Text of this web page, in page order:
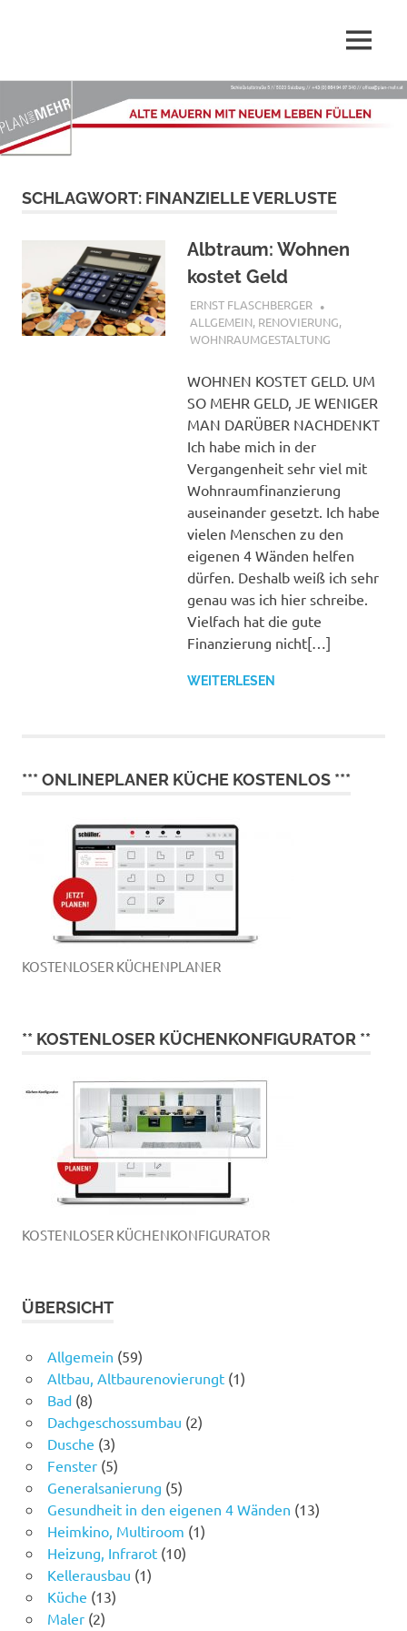
Inhalt
springen
Mehr.at
–
Alte
Mauern
mit
neuem
PLAN
und
MEHR
GmbH
sind
rund
Planen,
Renovieren,
Sanieren
und
Innenarchitektur
MENÜ
SCHLAGWORT: FINANZIELLE VERLUSTE
Albtraum: Wohnen
kostet Geld
8. APRIL 2017
ERNST FLASCHBERGER
ALLGEMEIN, RENOVIERUNG,
WOHNRAUMGESTALTUNG
WOHNEN KOSTET GELD. UM
SO MEHR GELD, JE WENIGER
MAN DARÜBER NACHDENKT
Ich habe mich in der
Vergangenheit sehr viel mit
Wohnraumfinanzierung
auseinander gesetzt. Ich habe
vielen Menschen zu den
eigenen 4 Wänden helfen
dürfen. Deshalb weiß ich sehr
genau was ich hier schreibe.
Vielfach hat die gute
Finanzierung nicht[…]
WEITERLESEN
*** ONLINEPLANER KÜCHE KOSTENLOS ***
KOSTENLOSER KÜCHENPLANER
** KOSTENLOSER KÜCHENKONFIGURATOR **
KOSTENLOSER KÜCHENKONFIGURATOR
ÜBERSICHT
Allgemein (59)
Altbau, Altbaurenovierungt(1)
Bad(8)
Dachgeschossumbau (2)
Dusche (3)
Fenster(5)
Generalsanierung (5)
Gesundheit in den eigenen 4 Wänden (13)
Heimkino, Multiroom (1)
Heizung, Infrarot(10)
Kellerausbau (1)
Küche (13)
Maler(2)